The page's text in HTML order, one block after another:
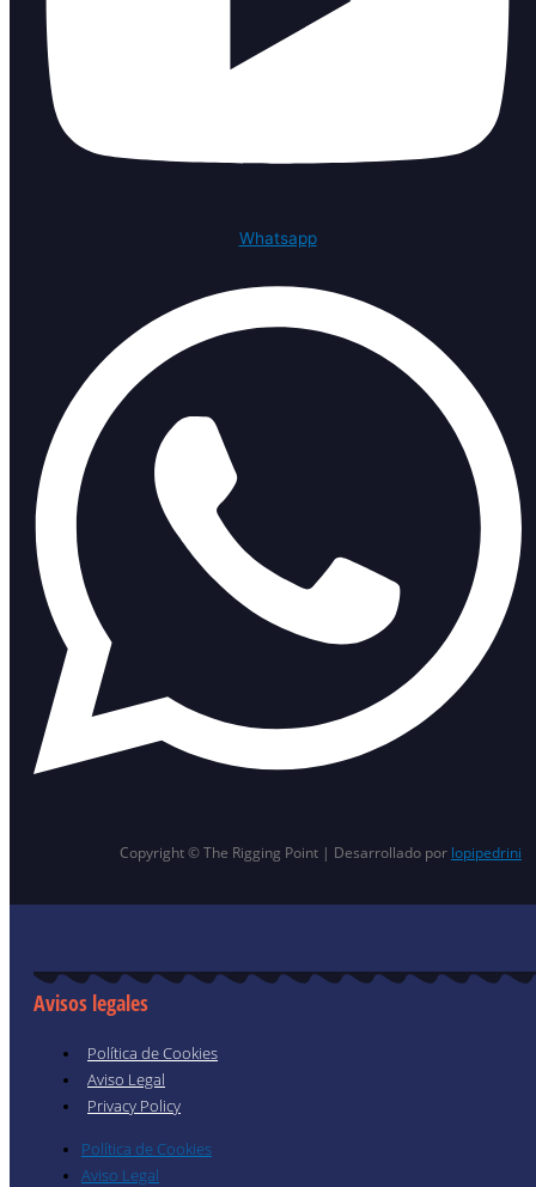
Whatsapp
Copyright © The Rigging Point | Desarrollado por lopipedrini
Avisos legales
Política de Cookies
Aviso Legal
Privacy Policy
Política de Cookies
Aviso Legal